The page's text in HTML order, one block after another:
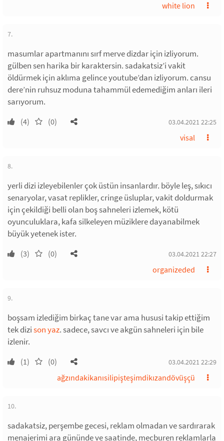
white lion
7.
masumlar apartmanını sırf merve dizdar için izliyorum.
gülben sen harika bir karaktersin. sadakatsiz’i vakit
öldürmek için aklıma gelince youtube’dan izliyorum. cansu
dere’nin ruhsuz moduna tahammül edemediğim anları ileri
sarıyorum.
(4) (0) 03.04.2021 22:25
visal
8.
yerli dizi izleyebilenler çok üstün insanlardır. böyle leş, sıkıcı
senaryolar, vasat replikler, cringe üsluplar, vakit doldurmak
için çekildiği belli olan boş sahneleri izlemek, kötü
oyunculuklara, kafa silkeleyen müziklere dayanabilmek
büyük yetenek ister.
(3) (0) 03.04.2021 22:27
organizeded
9.
boşsam izlediğim birkaç tane var ama hususi takip ettiğim
tek dizison yaz. sadece, savcı ve akgün sahneleri için bile
izlenir.
(1) (0) 03.04.2021 22:29
ağzındakikanısilipişteşimdikızandövüşçü
10.
sadakatsiz, perşembe gecesi, reklam olmadan ve sardırarak
menajerimi ara gününde ve saatinde, mecburen reklamlarla